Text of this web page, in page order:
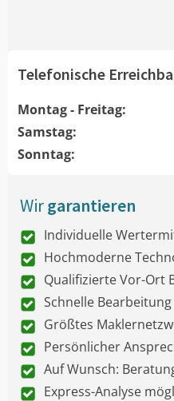
Telefonische
Montag - Freitag:
Samstag:
Sonntag:
Wirgarantieren
Individuelle
Hochmoderne
Qualifizierte Vor-Ort
Schnelle Bearbeitung
Größtes
Persönlicher
Auf Wunsch:
Express-Analyse